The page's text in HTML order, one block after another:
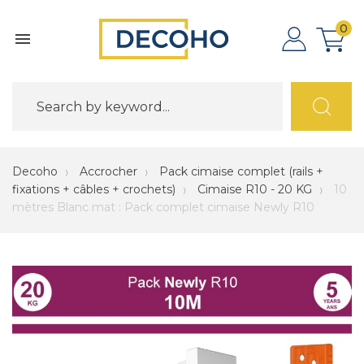

0
Decoho Accrocher
Pack cimaise complet (rails +
fixations + câbles + crochets)
Cimaise R10 - 20 KG
10
mètres Blanc mat : Pack complet cimaise Newly R10